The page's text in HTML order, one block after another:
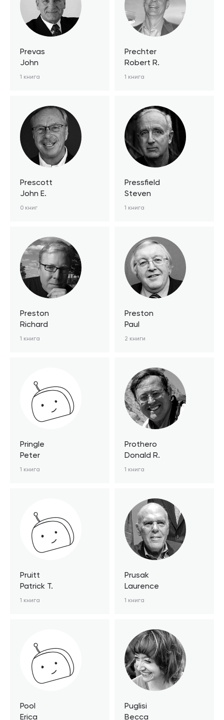
Prevas
John
1 книга
Prechter
Robert R.
1 книга
Prescott
John E.
0 книг
Pressfield
Steven
1 книга
Preston
Richard
1 книга
Preston
Paul
2 книги
Pringle
Peter
1 книга
Prothero
Donald R.
1 книга
Pruitt
Patrick T.
1 книга
Prusak
Laurence
1 книга
Pool
Erica
Puglisi
Becca